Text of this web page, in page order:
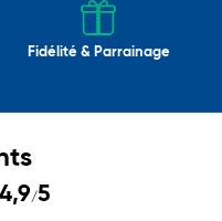
Fidélité & Parrainage
4,9/5